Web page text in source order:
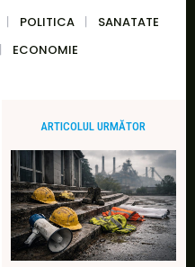
POLITICA
SANATATE
ECONOMIE
ARTICOLUL URMĂTOR